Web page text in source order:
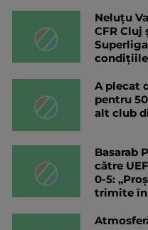
Neluțu
CFR Cluj
A plecat
pentru
alt club
Basarab
către
0-5:
trimite în